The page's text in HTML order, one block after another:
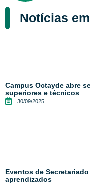
Notícias
Campus Octayde abre
superiores e técnicos
30/09/2025
Eventos de
aprendizados